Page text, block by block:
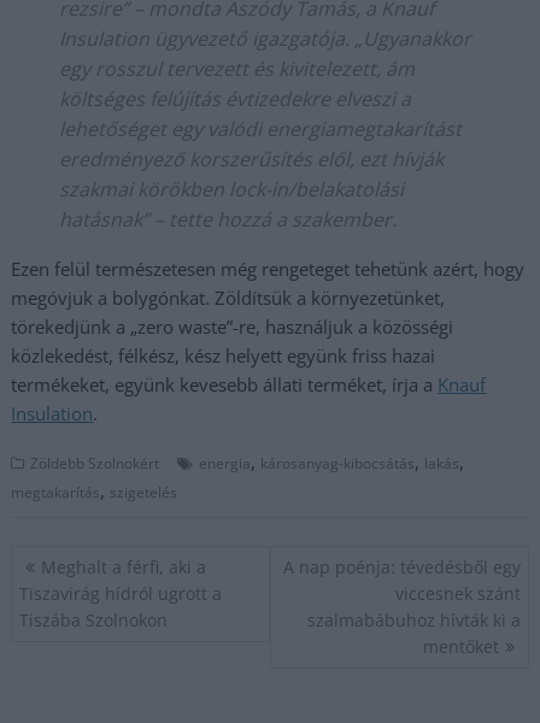
rezsire” – mondta Aszódy Tamás, a Knauf
Insulation ügyvezető igazgatója. „Ugyanakkor
egy rosszul tervezett és kivitelezett, ám
költséges felújítás évtizedekre elveszi a
lehetőséget egy valódi energiamegtakarítást
eredményező korszerűsítés elől, ezt hívják
szakmai körökben lock-in/belakatolási
hatásnak” – tette hozzá a szakember.
Ezen felül természetesen még rengeteget tehetünk azért, hogy
megóvjuk a bolygónkat. Zöldítsük a környezetünket,
törekedjünk a „zero waste”-re, használjuk a közösségi
közlekedést, félkész, kész helyett együnk friss hazai
termékeket, együnk kevesebb állati terméket, írja a Knauf
Insulation.
Zöldebb Szolnokért energia, károsanyag-kibocsátás, lakás,
megtakarítás, szigetelés
Bejegyzés
navigáció
Meghalt a férfi, aki a
Tiszavirág hídról ugrott a
Tiszába Szolnokon
A nap poénja: tévedésből egy
viccesnek szánt
szalmabábuhoz hívták ki a
mentőket